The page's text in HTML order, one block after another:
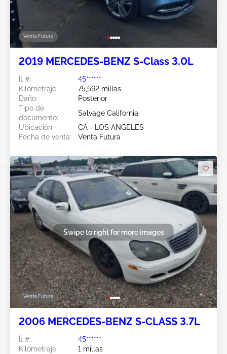
Venta Futura
2019 MERCEDES-BENZ S-Class 3.0L
Ít #:
45******
Kilometraje:
75,592 millas
Daño:
Posterior
Tipo de
documento:
Salvage California
Ubicación:
CA - LOS ANGELES
Fecha de venta:
Venta Futura
Venta Futura
Swipe to right for more images
2006 MERCEDES-BENZ S-CLASS 3.7L
Ít #:
45******
Kilometraje:
1 millas